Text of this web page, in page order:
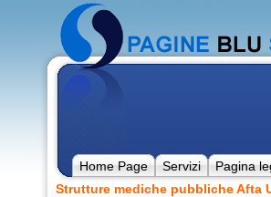
Home Page Servizi Pagina
Strutture mediche pubbliche Afta